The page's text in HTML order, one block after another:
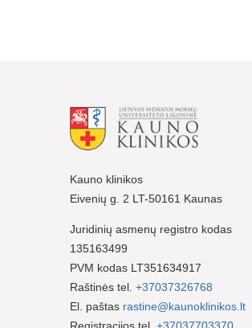
Kauno klinikos
Eivenių g. 2 LT-50161 Kaunas
Juridinių asmenų registro kodas
135163499
PVM kodas LT351634917
Raštinės tel. +37037326768
El. paštas rastine@kaunoklinikos.lt
Registracijos tel. +37037703370